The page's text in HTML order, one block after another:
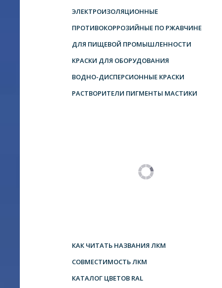
ЭЛЕКТРОИЗОЛЯЦИОННЫЕ
ПРОТИВОКОРРОЗИЙНЫЕ ПО РЖАВЧИНЕ
ДЛЯ ПИЩЕВОЙ ПРОМЫШЛЕННОСТИ
КРАСКИ ДЛЯ ОБОРУДОВАНИЯ
ВОДНО-ДИСПЕРСИОННЫЕ КРАСКИ
РАСТВОРИТЕЛИ ПИГМЕНТЫ МАСТИКИ
КАК ЧИТАТЬ НАЗВАНИЯ ЛКМ
СОВМЕСТИМОСТЬ ЛКМ
КАТАЛОГ ЦВЕТОВ RAL